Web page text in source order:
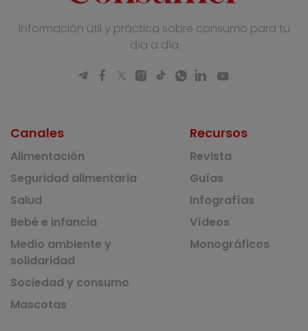
Información útil y práctica sobre consumo para tu
día a día
Canales
Alimentación
Seguridad alimentaria
Salud
Bebé e infancia
Medio ambiente y
solidaridad
Sociedad y consumo
Mascotas
Recursos
Revista
Guías
Infografías
Vídeos
Monográficos